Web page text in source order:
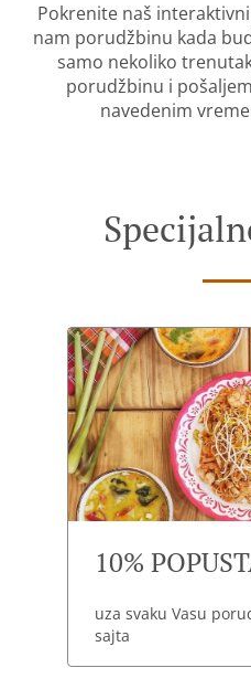
Pokrenite naš
nam porudžbinu kada
samo nekoliko
porudžbinu i
navedenim
10%
uza svaku Vasu
sajta